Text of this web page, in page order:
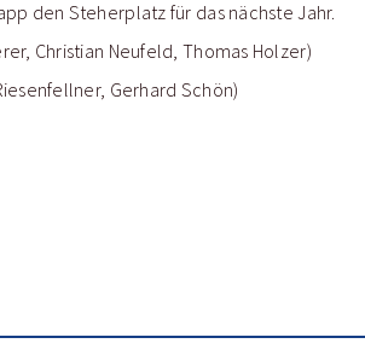
den Steherplatz für das nächste Jahr.
Christian Neufeld, Thomas Holzer)
Gerhard Schön)